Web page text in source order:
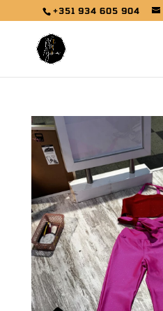
+351 934 605 904